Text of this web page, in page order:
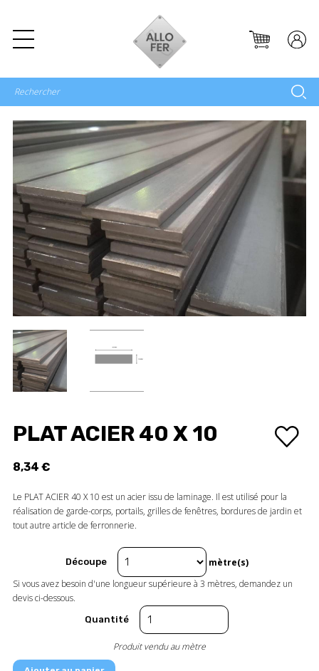
PLAT ACIER 40 X 10
8,34 €
Le PLAT ACIER 40 X 10 est un acier issu de laminage. Il est utilisé pour la
réalisation de garde-corps, portails, grilles de fenêtres, bordures de jardin et
tout autre article de ferronnerie.
Découpe
mètre(s)
Si vous avez besoin d'une longueur supérieure à 3 mètres, demandez un
devis ci-dessous.
Quantité
Produit vendu au mètre